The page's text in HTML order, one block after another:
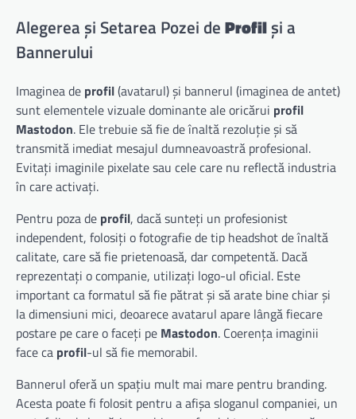
Alegerea și Setarea Pozei deProfilși a
Bannerului
Imaginea de profil(avatarul) și bannerul (imaginea de antet)
sunt elementele vizuale dominante ale oricărui profil
Mastodon. Ele trebuie să fie de înaltă rezoluție și să
transmită imediat mesajul dumneavoastră profesional.
Evitați imaginile pixelate sau cele care nu reflectă industria
în care activați.
Pentru poza de profil, dacă sunteți un profesionist
independent, folosiți o fotografie de tip headshot de înaltă
calitate, care să fie prietenoasă, dar competentă. Dacă
reprezentați o companie, utilizați logo-ul oficial. Este
important ca formatul să fie pătrat și să arate bine chiar și
la dimensiuni mici, deoarece avatarul apare lângă fiecare
postare pe care o faceți pe Mastodon. Coerența imaginii
face ca profil-ul să fie memorabil.
Bannerul oferă un spațiu mult mai mare pentru branding.
Acesta poate fi folosit pentru a afișa sloganul companiei, un